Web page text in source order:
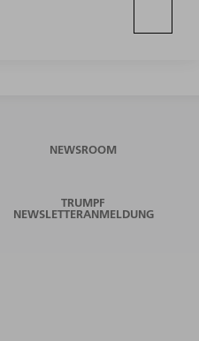
NEWSROOM
TRUMPF
NEWSLETTERANMELDUNG